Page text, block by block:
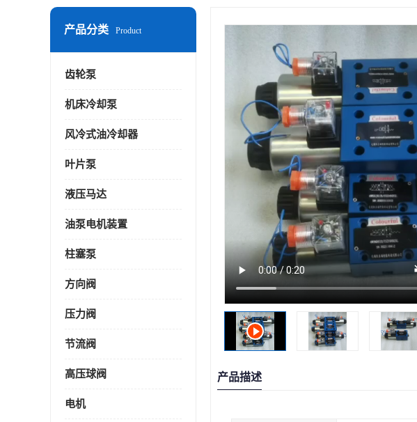
产品分类 Product
齿轮泵
机床冷却泵
风冷式油冷却器
叶片泵
液压马达
油泵电机装置
柱塞泵
方向阀
压力阀
节流阀
高压球阀
电机
产品描述